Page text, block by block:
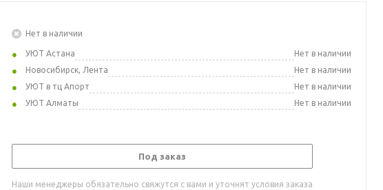
Нет в наличии
УЮТ Астана
Нет в наличии
Новосибирск, Лента
Нет в наличии
УЮТ в тц Апорт
Нет в наличии
УЮТ Алматы
Нет в наличии
Под заказ
Наши менеджеры обязательно свяжутся с вами и уточнят условия заказа